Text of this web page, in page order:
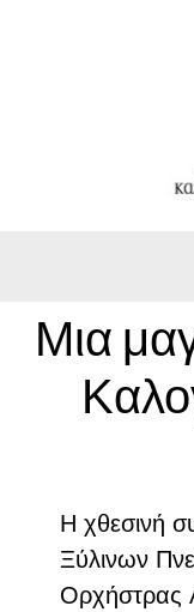
Μια
Η χθεσινή
Ξύλινων
Ορχήστρας